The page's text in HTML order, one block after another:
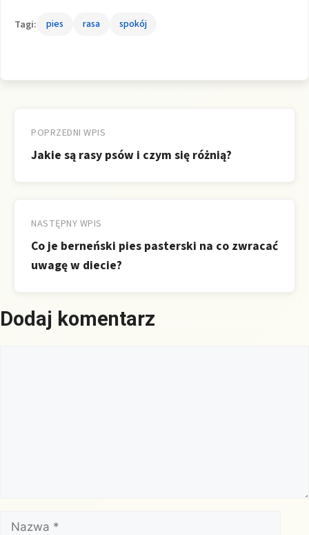
Tagi: pies rasa spokój
wpisu
POPRZEDNI WPIS
Jakie są rasy psów i czym się różnią?
NASTĘPNY WPIS
Co je berneński pies pasterski na co zwracać
uwagę w diecie?
Dodaj komentarz
Nazwa